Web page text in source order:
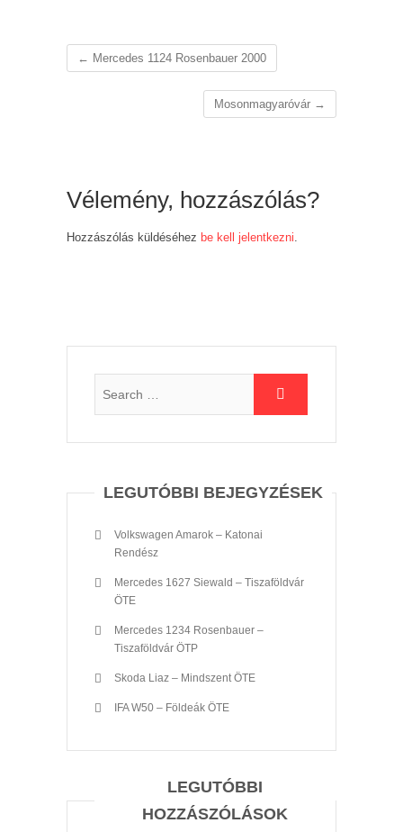
← Mercedes 1124 Rosenbauer 2000
Mosonmagyaróvár →
Vélemény, hozzászólás?
Hozzászólás küldéséhez be kell jelentkezni
LEGUTÓBBI BEJEGYZÉSEK
Volkswagen Amarok – Katonai
Rendész
Mercedes 1627 Siewald – Tiszaföldvár
ÖTE
Mercedes 1234 Rosenbauer –
Tiszaföldvár ÖTP
Skoda Liaz – Mindszent ÖTE
IFA W50 – Földeák ÖTE
LEGUTÓBBI
HOZZÁSZÓLÁSOK